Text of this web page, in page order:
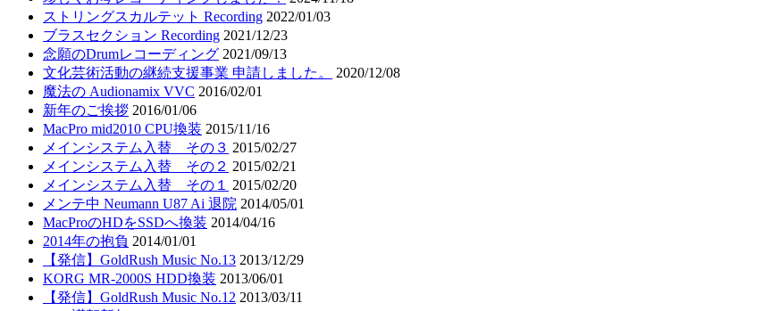
ストリングスカルテット Recording 2022/01/03
ブラスセクション Recording 2021/12/23
念願のDrumレコーディング 2021/09/13
文化芸術活動の継続支援事業 申請しました。
2020/12/08
魔法の Audionamix VVC 2016/02/01
新年のご挨拶 2016/01/06
MacPro mid2010 CPU換装 2015/11/16
メインシステム入替 その３ 2015/02/27
メインシステム入替 その２ 2015/02/21
メインシステム入替 その１ 2015/02/20
メンテ中 Neumann U87 Ai 退院 2014/05/01
MacProのHDをSSDへ換装 2014/04/16
2014年の抱負 2014/01/01
【発信】GoldRush Music No.13 2013/12/29
KORG MR-2000S HDD換装 2013/06/01
【発信】GoldRush Music No.12 2013/03/11